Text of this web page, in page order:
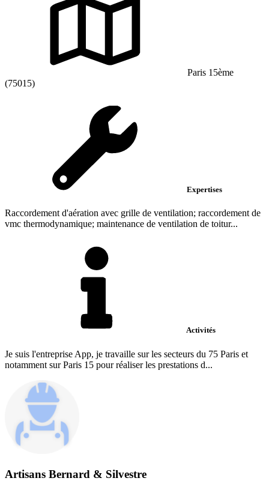
Paris 15ème
(75015)
Expertises
Raccordement d'aération avec grille de ventilation; raccordement de
vmc thermodynamique; maintenance de ventilation de toitur...
Activités
Je suis l'entreprise App, je travaille sur les secteurs du 75 Paris et
notamment sur Paris 15 pour réaliser les prestations d...
Artisans Bernard & Silvestre